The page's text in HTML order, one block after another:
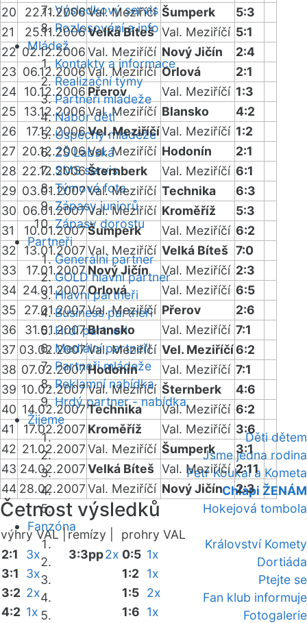
Výsledkový servis
Rozlosování a info
Mládež
Kontakty a informace
Realizační týmy
Partneři mládeže
Nábor dětí
Úspěchy mládeže
ZŠ Labská
SMS servis
Týmová fota
Zápasy juniorů
Zápasy dorostu
Partneři
Generální partner
GOLD hlavní partner
Hlavní partneři
Business partneři
Hrdí partneři
Mediální partneři
Partneři mládeže
Reklamní nabídka
Hrdý partner - nabídka
Žijeme
Děti dětem
Jsme jedna rodina
Petr Koukal a Kometa
Chlapi ŽENÁM
Hokejová tombola
Fanzóna
Království Komety
Dortiáda
Ptejte se
Fan klub informuje
Fotogalerie
20
22.11.2006Val. Meziříčí Šumperk
5:3
21
25.11.2006Velká Bíteš Val. Meziříčí 5:1
22 02.12.2006Val. Meziříčí Nový Jičín
2:4
23 06.12.2006Val. Meziříčí Orlová
2:1
24 10.12.2006 Přerov Val. Meziříčí 1:3
25
13.12.2006Val. Meziříčí Blansko
4:2
26
17.12.2006Vel. MeziříčíVal. Meziříčí 1:2
27 20.12.2006Val. Meziříčí Hodonín
2:1
28 22.12.2006Šternberk Val. Meziříčí 6:1
29 03.01.2007Val. Meziříčí Technika
6:3
30 06.01.2007Val. Meziříčí Kroměříž
5:3
31
10.01.2007Šumperk Val. Meziříčí 6:2
32
13.01.2007Val. Meziříčí Velká Bíteš 7:0
33
17.01.2007Nový Jičín Val. Meziříčí 2:3
34 24.01.2007Orlová Val. Meziříčí 6:5
35
27.01.2007Val. Meziříčí Přerov
2:6
36
31.01.2007Blansko Val. Meziříčí 7:1
37 03.02.2007Val. Meziříčí Vel. Meziříčí6:2
38 07.02.2007Hodonín Val. Meziříčí 7:1
39 10.02.2007Val. Meziříčí Šternberk
4:6
40 14.02.2007Technika Val. Meziříčí 6:2
41
17.02.2007 Kroměříž Val. Meziříčí 3:6
42 21.02.2007Val. Meziříčí Šumperk
3:1
43 24.02.2007Velká Bíteš Val. Meziříčí 2:11
44 28.02.2007Val. Meziříčí Nový Jičín 2:3
Četnost výsledků
výhry VAL | remízy |
prohry VAL
2:1
3x
3:1
3x
3:2 2x
4:2 1x
3:3pp2x 0:5 1x
1:2 1x
1:5 2x
1:6 1x